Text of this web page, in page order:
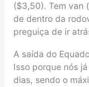
($3,50). Tem van
de dentro da
preguiça de ir
A saída do
Isso porque nós
dias, sendo o